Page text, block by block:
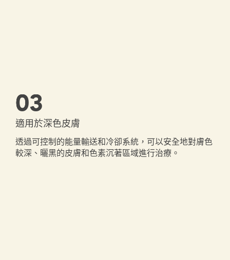
03
適用於深色皮膚
透過可控制的能量輸送和冷卻系統，可以安全地對膚色
較深、曬黑的皮膚和色素沉著區域進行治療。